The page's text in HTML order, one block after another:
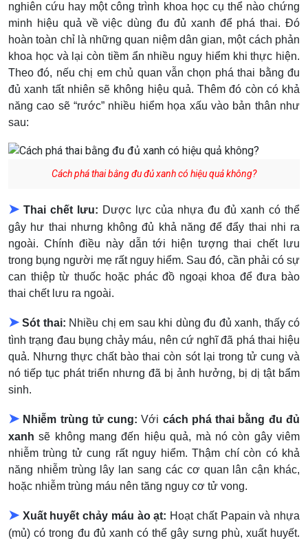
nghiên cứu hay một công trình khoa học cụ thể nào chứng
minh hiệu quả về việc dùng đu đủ xanh để phá thai. Đó
hoàn toàn chỉ là những quan niệm dân gian, một cách phản
khoa học và lại còn tiềm ẩn nhiều nguy hiểm khi thực hiện.
Theo đó, nếu chị em chủ quan vẫn chọn phá thai bằng đu
đủ xanh tất nhiên sẽ không hiệu quả. Thêm đó còn có khả
năng cao sẽ “rước” nhiều hiểm họa xấu vào bản thân như
sau:
Cách phá thai bằng đu đủ xanh có hiệu quả không?
➤ Thai chết lưu: Dược lực của nhựa đu đủ xanh có thể
gây hư thai nhưng không đủ khả năng để đẩy thai nhi ra
ngoài. Chính điều này dẫn tới hiện tượng thai chết lưu
trong bụng người mẹ rất nguy hiểm. Sau đó, cần phải có sự
can thiệp từ thuốc hoặc phác đồ ngoại khoa để đưa bào
thai chết lưu ra ngoài.
➤ Sót thai: Nhiều chị em sau khi dùng đu đủ xanh, thấy có
tình trạng đau bụng chảy máu, nên cứ nghĩ đã phá thai hiệu
quả. Nhưng thực chất bào thai còn sót lại trong tử cung và
nó tiếp tục phát triển nhưng đã bị ảnh hưởng, bị dị tật bẩm
sinh.
➤ Nhiễm trùng tử cung: Với cách phá thai bằng đu đủ
xanh sẽ không mang đến hiệu quả, mà nó còn gây viêm
nhiễm trùng tử cung rất nguy hiểm. Thậm chí còn có khả
năng nhiễm trùng lây lan sang các cơ quan lân cận khác,
hoặc nhiễm trùng máu nên tăng nguy cơ tử vong.
➤ Xuất huyết chảy máu ào ạt: Hoạt chất Papain và nhựa
(mủ) có trong đu đủ xanh có thể gây sưng phù, xuất huyết.